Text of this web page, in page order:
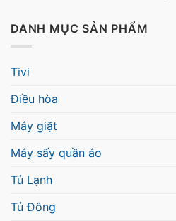
DANH MỤC SẢN PHẨM
Tivi
Điều hòa
Máy giặt
Máy sấy quần áo
Tủ Lạnh
Tủ Đông